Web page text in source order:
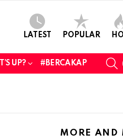
LATEST POPULAR
UP? #BERCAKAP
MORE AND